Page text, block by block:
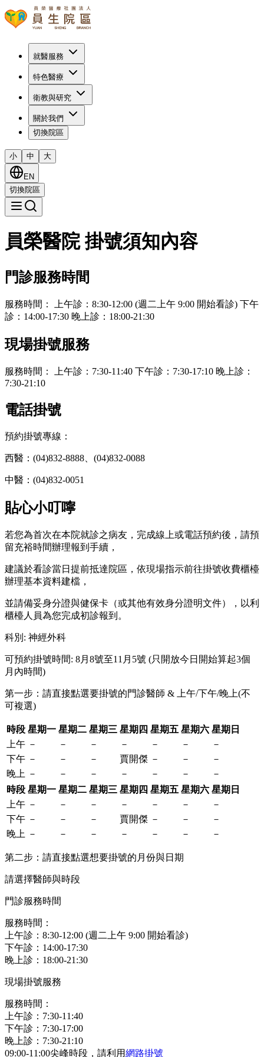
就醫服務
特色醫療
衛教與研究
關於我們
切換院區
小 中 大
EN
切換院區
員榮醫院 掛號須知內容
門診服務時間
服務時間： 上午診：8:30-12:00 (週二上午 9:00 開始看診) 下午
診：14:00-17:30 晚上診：18:00-21:30
現場掛號服務
服務時間： 上午診：7:30-11:40 下午診：7:30-17:10 晚上診：
7:30-21:10
電話掛號
預約掛號專線：
西醫：(04)832-8888、(04)832-0088
中醫：(04)832-0051
貼心小叮嚀
若您為首次在本院就診之病友，完成線上或電話預約後，請預
留充裕時間辦理報到手續，
建議於看診當日提前抵達院區，依現場指示前往掛號收費櫃檯
辦理基本資料建檔，
並請備妥身分證與健保卡（或其他有效身分證明文件），以利
櫃檯人員為您完成初診報到。
科別 : 神經外科
可預約掛號時間: 8月8號至11月5號 (只開放今日開始算起3個
月內時間)
第一步：請直接點選要掛號的門診醫師 & 上午/下午/晚上(不
可複選)
時段 星期一 星期二 星期三 星期四 星期五 星期六 星期日
上午 － － － － － －
－
下午 － － － 賈開傑 － －
－
晚上 － － － － － －
－
時段 星期一 星期二 星期三 星期四 星期五 星期六 星期日
上午 － － － － － －
－
下午 － － － 賈開傑 － －
－
晚上 － － － － － － －
第二步：請直接點選想要掛號的月份與日期
請選擇醫師與時段
門診服務時間
服務時間：
上午診：8:30-12:00 (週二上午 9:00 開始看診)
下午診：14:00-17:30
晚上診：18:00-21:30
現場掛號服務
服務時間：
上午診：7:30-11:40
下午診：7:30-17:00
晚上診：7:30-21:10
09:00-11:00尖峰時段，請利用網路掛號